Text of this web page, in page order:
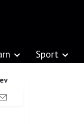
Sport